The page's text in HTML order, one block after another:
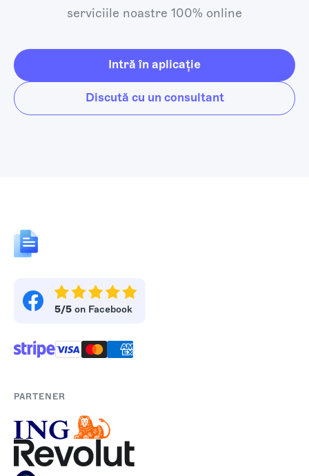
serviciile noastre 100% online
Intră în aplicație
Discută cu un consultant
5/5 on Facebook
PARTENER